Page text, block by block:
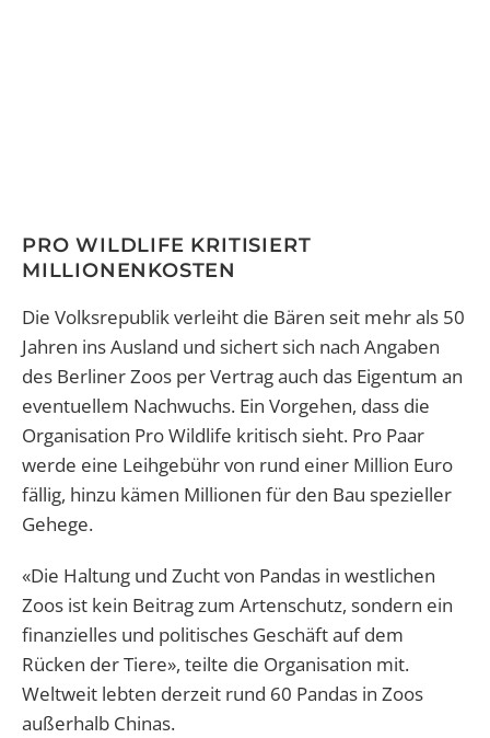
PRO WILDLIFE KRITISIERT
MILLIONENKOSTEN
Die Volksrepublik verleiht die Bären seit mehr als 50
Jahren ins Ausland und sichert sich nach Angaben
des Berliner Zoos per Vertrag auch das Eigentum an
eventuellem Nachwuchs. Ein Vorgehen, dass die
Organisation Pro Wildlife kritisch sieht. Pro Paar
werde eine Leihgebühr von rund einer Million Euro
fällig, hinzu kämen Millionen für den Bau spezieller
Gehege.
«Die Haltung und Zucht von Pandas in westlichen
Zoos ist kein Beitrag zum Artenschutz, sondern ein
finanzielles und politisches Geschäft auf dem
Rücken der Tiere», teilte die Organisation mit.
Weltweit lebten derzeit rund 60 Pandas in Zoos
außerhalb Chinas.